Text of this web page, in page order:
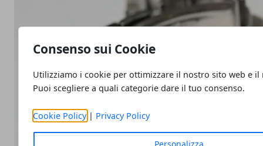
Consenso sui Cookie
Utilizziamo i cookie per ottimizzare il nostro sito web e il
Puoi scegliere a quali categorie dare il tuo consenso.
Cookie Policy| Privacy Policy